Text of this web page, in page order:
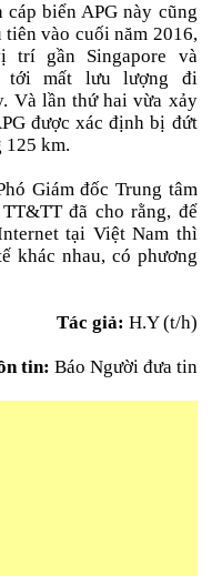
biển APG này cũng
vào cuối năm 2016,
trí gần Singapore và
tới mất lưu lượng đi
Và lần thứ hai vừa xảy
được xác định bị đứt
125 km.
Giám đốc Trung tâm
đã cho rằng, để
tại Việt Nam thì
khác nhau, có phương
Tác giả: H.Y (t/h)
tin: Báo Người đưa tin